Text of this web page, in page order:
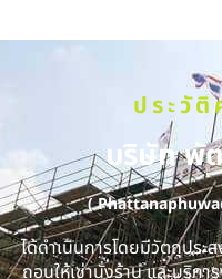
ประวั
บริษัท พั
(
ได้ดำเนินการโดยมีวัตถุประ
ถอนให้เช่านั่งร้าน และบริ